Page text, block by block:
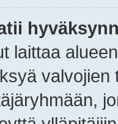
laittaa